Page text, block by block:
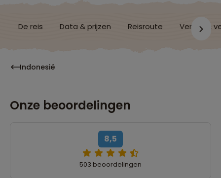
De reis Data & prijzen Reisroute Verblijf &
Indonesië
Onze beoordelingen
8,5
503 beoordelingen